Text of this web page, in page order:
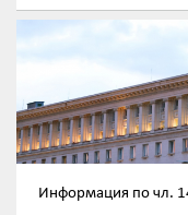
Информация по чл.